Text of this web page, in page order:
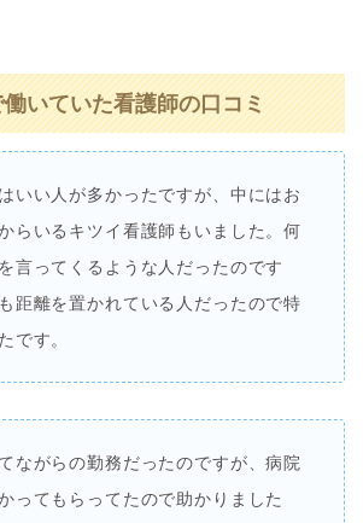
いていた看護師の口コミ
いい人が多かったですが、中にはお
らいるキツイ看護師もいました。何
言ってくるような人だったのです
距離を置かれている人だったので特
です。
ながらの勤務だったのですが、病院
ってもらってたので助かりました